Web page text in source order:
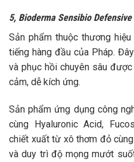
5, Bioderma Sensibio Defensive
Sản phẩm thuộc thương
tiếng hàng đầu của Pháp.
và phục hồi chuyên sâu
cảm, dễ kích ứng.
Sản phẩm ứng dụng công
cùng Hyaluronic Acid,
chiết xuất từ xô thơm đỏ
và duy trì độ mọng mướt